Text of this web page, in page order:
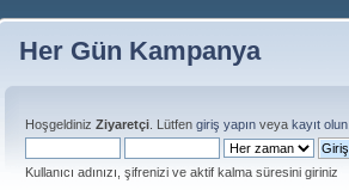
Her Gün Kampanya
Hoşgeldiniz Ziyaretçi . Lütfen giriş yapın veya kayıt olun
Kullanıcı adınızı, şifrenizi ve aktif kalma süresini giriniz